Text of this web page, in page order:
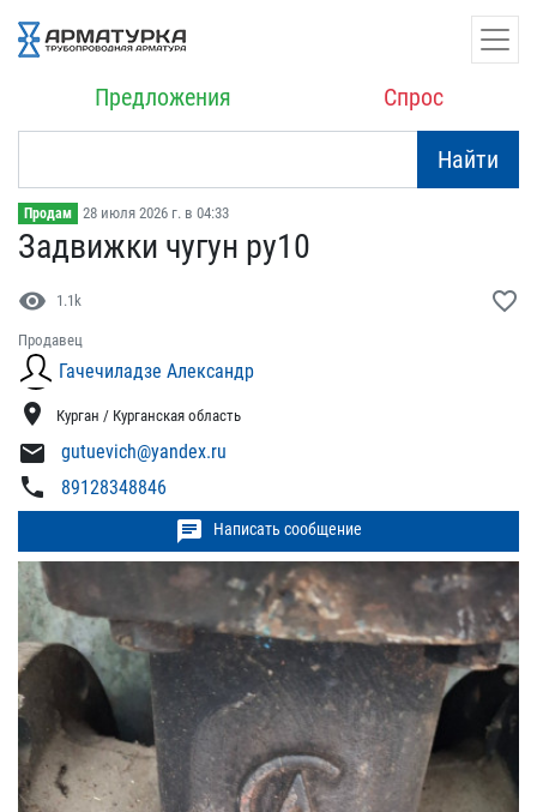
Предложения Спрос
Найти
Продам 28 июля 2026 г. в 04:33
Задвижки чугун ру10
visibility 1.1k favorite_border
Продавец
Гачечиладзе Александр
location_on Курган / Курганская область
mail gutuevich@yandex.ru
phone 89128348846
chat Написать сообщение